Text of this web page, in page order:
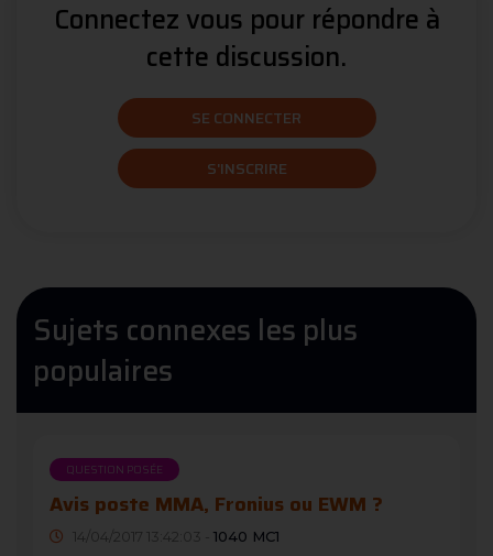
Connectez vous pour répondre à
cette discussion.
SE CONNECTER
S'INSCRIRE
Sujets connexes les plus
populaires
QUESTION POSÉE
Avis poste MMA, Fronius ou EWM ?
14/04/2017 13:42:03 - 1040 MC1